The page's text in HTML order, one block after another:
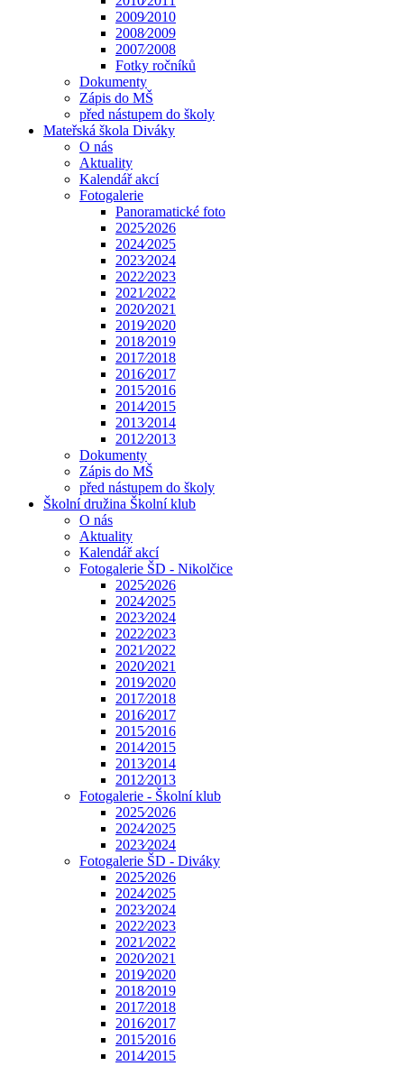
2009⁄2010
2008⁄2009
2007⁄2008
Fotky ročníků
Dokumenty
Zápis do MŠ
před nástupem do školy
Mateřská škola Diváky
O nás
Aktuality
Kalendář akcí
Fotogalerie
Panoramatické foto
2025⁄2026
2024⁄2025
2023⁄2024
2022⁄2023
2021⁄2022
2020⁄2021
2019⁄2020
2018⁄2019
2017⁄2018
2016⁄2017
2015⁄2016
2014⁄2015
2013⁄2014
2012⁄2013
Dokumenty
Zápis do MŠ
před nástupem do školy
Školní družina Školní klub
O nás
Aktuality
Kalendář akcí
Fotogalerie ŠD - Nikolčice
2025⁄2026
2024⁄2025
2023⁄2024
2022⁄2023
2021⁄2022
2020⁄2021
2019⁄2020
2017⁄2018
2016⁄2017
2015⁄2016
2014⁄2015
2013⁄2014
2012⁄2013
Fotogalerie - Školní klub
2025⁄2026
2024⁄2025
2023⁄2024
Fotogalerie ŠD - Diváky
2025⁄2026
2024⁄2025
2023⁄2024
2022⁄2023
2021⁄2022
2020⁄2021
2019⁄2020
2018⁄2019
2017⁄2018
2016⁄2017
2015⁄2016
2014⁄2015